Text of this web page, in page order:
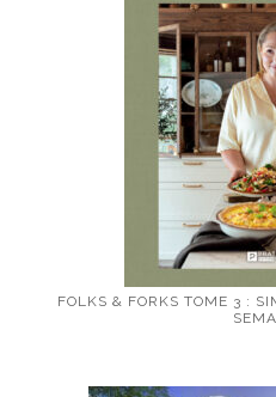
FOLKS & FORKS TOME 3 :